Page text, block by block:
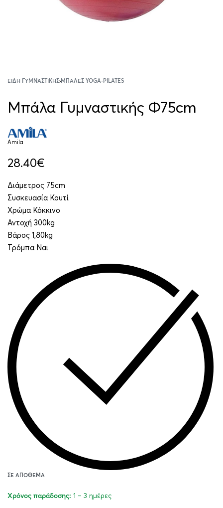
ΕΊΔΗ ΓΥΜΝΑΣΤΙΚΉΣ›ΜΠΆΛΕΣ YOGA-PILATES
Μπάλα Γυμναστικής Φ75cm
Amila
28.40€
Διάμετρος 75cm
Συσκευασία Κουτί
Χρώμα Κόκκινο
Αντοχή 300kg
Βάρος 1,80kg
Τρόμπα Ναι
ΣΕ ΑΠΌΘΕΜΑ
Χρόνος παράδοσης: 1 – 3 ημέρες